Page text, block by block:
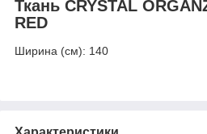
Ткань CRYSTAL
RED
Ширина (см): 140